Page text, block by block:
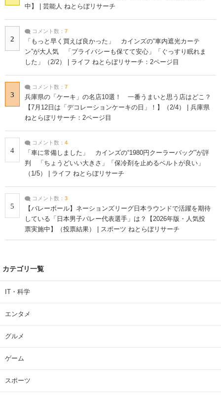
中】 | 芸能人 ねとらぼリサーチ
2
コメント数： 7
「もっと早く買えば良かった」 カインズの“車内遮光カーテ
ン”が大人気 「プライバシーも保てて安心」「ぐっすり眠れま
した」（2/2） | ライフ ねとらぼリサーチ：2ページ目
3
コメント数： 7
兵庫県の「ケーキ」の名店10選！ 一番うまいと思う店はどこ？
【7月12日は「デコレーションケーキの日」！】（2/4） | 兵庫県
ねとらぼリサーチ：2ページ目
4
コメント数： 4
「車に常備しました」 カインズの“1980円クーラーバッグ”が評
判 「ちょうどいい大きさ」「保冷剤を止めるベルトが良い」
（1/5） | ライフ ねとらぼリサーチ
5
コメント数： 3
【バレーボール】ネーションズリーグ日本ラウンドで活躍を期待
している「日本男子バレー代表選手」は？【2026年版・人気投
票実施中】（投票結果） | スポーツ ねとらぼリサーチ
カテゴリ一覧
IT・科学
エンタメ
グルメ
ゲーム
スポーツ